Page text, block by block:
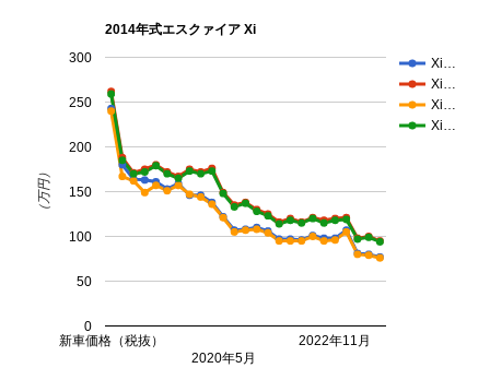
2014年式エスクァイア Xi
Xi…
Xi…
Xi…
Xi…
新車価格（税抜）
2020年5月
2022年11月
0
50
100
150
200
250
300
（万円）